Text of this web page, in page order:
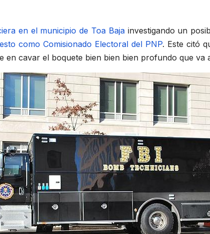
en el municipio de Toa Bajainvestigando un
como Comisionado Electoral del PNP. Este citó
cavar el boquete bien bien bien profundo que va